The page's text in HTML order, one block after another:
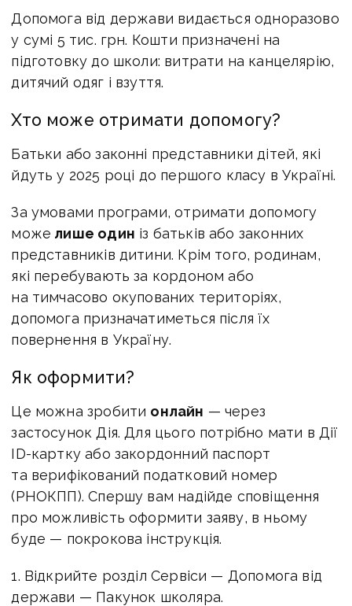
Допомога від держави видається одноразово
у сумі 5 тис. грн. Кошти призначені на
підготовку до школи: витрати на канцелярію,
дитячий одяг і взуття.
Хто може отримати допомогу?
Батьки або законні представники дітей, які
йдуть у 2025 році до першого класу в Україні.
За умовами програми, отримати допомогу
може лише один із батьків або законних
представників дитини. Крім того, родинам,
які перебувають за кордоном або
на тимчасово окупованих територіях,
допомога призначатиметься після їх
повернення в Україну.
Як оформити?
Це можна зробити онлайн — через
застосунок Дія. Для цього потрібно мати в Дії
ID-картку або закордонний паспорт
та верифікований податковий номер
(РНОКПП). Спершу вам надійде сповіщення
про можливість оформити заяву, в ньому
буде — покрокова інструкція.
1. Відкрийте розділ Сервіси — Допомога від
держави — Пакунок школяра.